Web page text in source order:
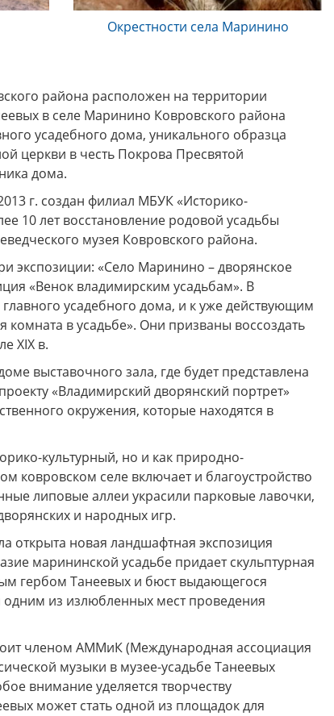
Приглашаем Вас
и
программы по
карте в Историко-
музее Ковровского
Музей "Усадьба двух
приглашает на новую
образовательную программу
"Танеев и Бородин. Музыка и
Окрестности села Маринино
района расположен на территории
в селе Маринино Ковровского района
усадебного дома, уникального образца
церкви в честь Покрова Пресвятой
дома.
г. создан филиал МБУК «Историко-
10 лет восстановление родовой усадьбы
музея Ковровского района.
экспозиции: «Село Маринино – дворянское
«Венок владимирским усадьбам». В
усадебного дома, и к уже действующим
комната в усадьбе». Они призваны воссоздать
XIX в.
выставочного зала, где будет представлена
«Владимирский дворянский портрет»
окружения, которые находятся в
культурный, но и как природно-
ковровском селе включает и благоустройство
липовые аллеи украсили парковые лавочки,
и народных игр.
открыта новая ландшафтная экспозиция
марининской усадьбе придает скульптурная
гербом Танеевых и бюст выдающегося
одним из излюбленных мест проведения
членом АММиК (Международная ассоциация
музыки в музее-усадьбе Танеевых
внимание уделяется творчеству
может стать одной из площадок для